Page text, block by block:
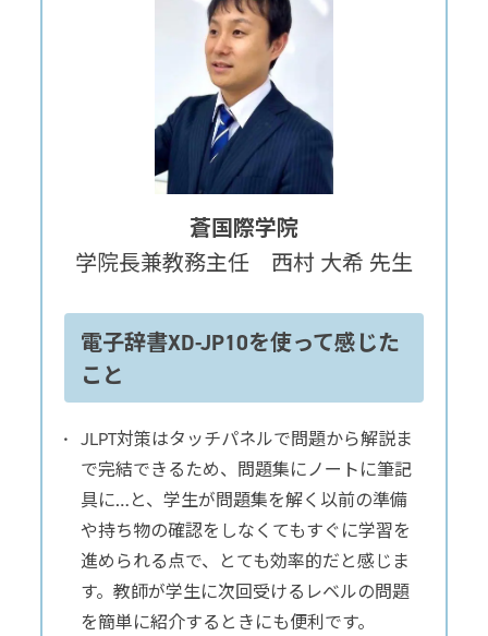
蒼国際学院
学院長兼教務主任 西村 大希 先生
電子辞書XD-JP10を使って感じた
こと
JLPT対策はタッチパネルで問題から解説ま
で完結できるため、問題集にノートに筆記
具に…と、学生が問題集を解く以前の準備
や持ち物の確認をしなくてもすぐに学習を
進められる点で、とても効率的だと感じま
す。教師が学生に次回受けるレベルの問題
を簡単に紹介するときにも便利です。